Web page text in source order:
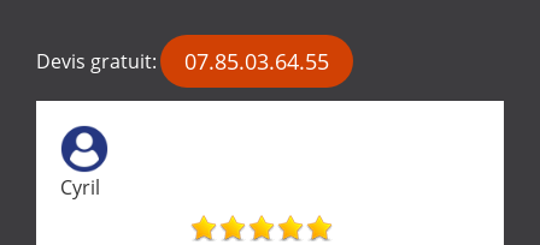
Devis gratuit: 07.85.03.64.55
Cyril